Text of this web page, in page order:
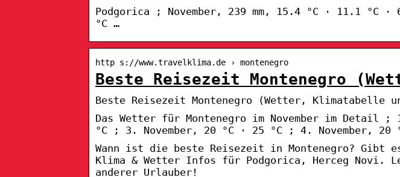
Podgorica ; November, 239 mm, 15.4 °C · 11.1 °C
°C …
http s://www.travelklima.de › montenegro
Beste Reisezeit Montenegro
Beste Reisezeit Montenegro (Wetter, Klimatabelle
Das Wetter für Montenegro im November im Detail ;
°C ; 3. November, 20 °C · 25 °C ; 4. November, 20
Wann ist die beste Reisezeit in Montenegro? Gibt
Klima & Wetter Infos für Podgorica, Herceg Novi.
anderer Urlauber!